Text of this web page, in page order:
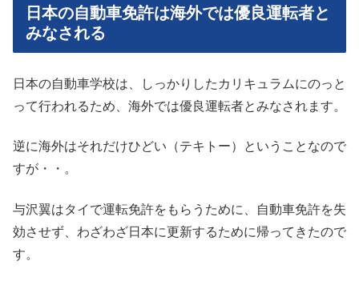
日本の自動車免許は海外では優良運転者と
みなされる
日本の自動車学校は、しっかりしたカリキュラムにのっと
って行われるため、海外では優良運転者とみなされます。
逆に海外はそれだけひどい（テキトー）ということなので
すが・・。
与沢翼はタイで運転免許をもらうために、自動車免許を失
効させず、わざわざ日本に更新するために帰ってきたので
す。